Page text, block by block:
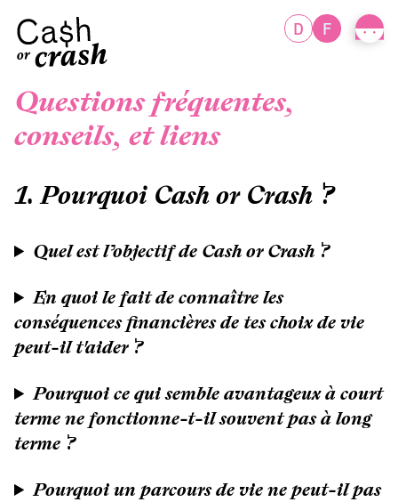
D F
Questions fréquentes,
conseils, et liens
1. Pourquoi Cash or Crash ?
Quel est l’objectif de Cash or Crash ?
En quoi le fait de connaître les
conséquences financières de tes choix de vie
peut-il t'aider ?
Pourquoi ce qui semble avantageux à court
terme ne fonctionne-t-il souvent pas à long
terme ?
Pourquoi un parcours de vie ne peut-il pas